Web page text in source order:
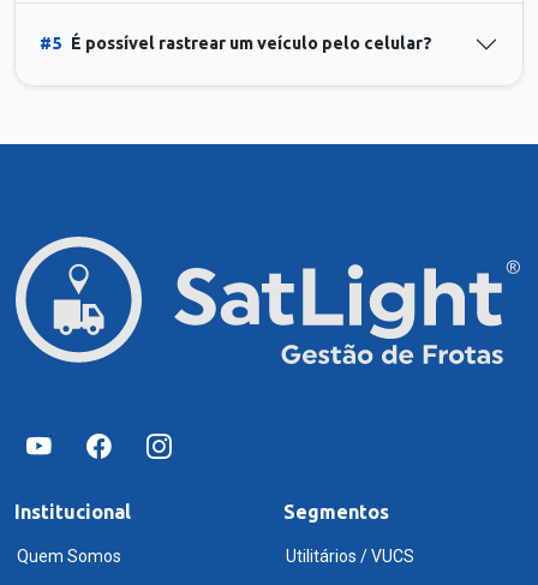
#5 É possível rastrear um veículo pelo celular?
Institucional
Quem Somos
Segmentos
Utilitários / VUCS